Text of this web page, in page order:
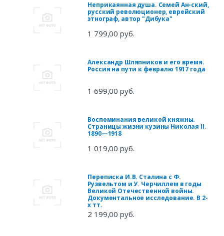
Неприкаянная душа. Семей Ан-ский,
русский революционер, еврейский
этнограф, автор "Дибука"
1 799,00 руб.
Александр Шляпников и его время.
Россия на пути к февралю 1917 года
1 699,00 руб.
Воспоминания великой княжны.
Страницы жизни кузины Николая II.
1890—1918
1 019,00 руб.
Переписка И.В. Сталина с Ф.
Рузвельтом и У. Черчиллем в годы
Великой Отечественной войны.
Документальное исследование. В 2-
х тт.
2 199,00 руб.